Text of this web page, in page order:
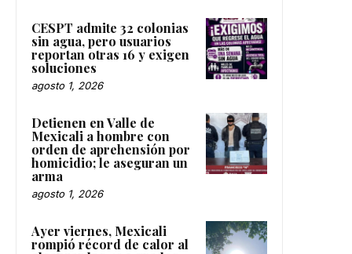
CESPT admite 32 colonias
sin agua, pero usuarios
reportan otras 16 y exigen
soluciones
agosto 1, 2026
Detienen en Valle de
Mexicali a hombre con
orden de aprehensión por
homicidio; le aseguran un
arma
agosto 1, 2026
Ayer viernes, Mexicali
rompió récord de calor al